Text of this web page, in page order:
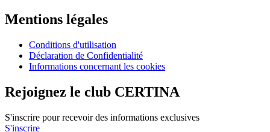
Mentions légales
Conditions d'utilisation
Déclaration de Confidentialité
Informations concernant les cookies
Rejoignez le club CERTINA
S'inscrire pour recevoir des informations exclusives
S'inscrire